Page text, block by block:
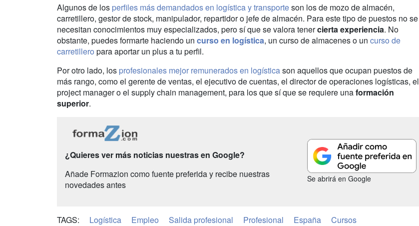
Algunos de los perfiles más demandados en logística y transporteson los de mozo de almacén,
carretillero, gestor de stock, manipulador, repartidor o jefe de almacén. Para este tipo de puestos no se
necesitan conocimientos muy especializados, pero sí que se valora tenercierta experiencia. No
obstante, puedes formarte haciendo un curso en logística, un curso de almacenes o un curso de
carretillero para aportar un plus a tu perfil.
Por otro lado, los profesionales mejor remunerados en logísticason aquellos que ocupan puestos de
más rango, como el gerente de ventas, el ejecutivo de cuentas, el director de operaciones logísticas, el
project manager o el supply chain management, para los que sí que se requiere unaformación
superior.
¿Quieres ver más noticias nuestras en Google?
Añade Formazion como fuente preferida y recibe nuestras
novedades antes
Se abrirá en Google
TAGS: Logística Empleo Salida profesional Profesional España Cursos